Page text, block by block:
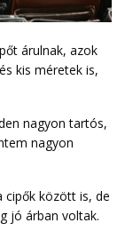
árulnak, azok
kis méretek is,
nagyon tartós,
nagyon
cipők között is, de
jó árban voltak.